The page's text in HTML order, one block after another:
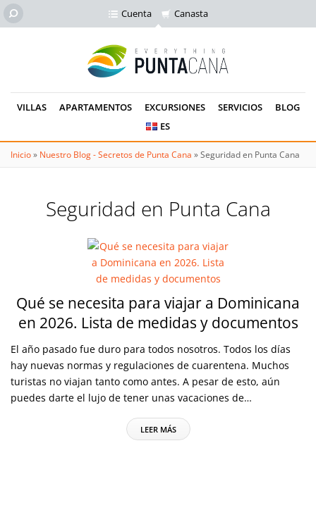
Cuenta Canasta
VILLAS APARTAMENTOS EXCURSIONES SERVICIOS
BLOG
ES
Inicio» Nuestro Blog - Secretos de Punta Cana »Seguridad en Punta Cana
Seguridad en Punta Cana
Qué se necesita para viajar a Dominicana
en 2026. Lista de medidas y documentos
El año pasado fue duro para todos nosotros. Todos los días
hay nuevas normas y regulaciones de cuarentena. Muchos
turistas no viajan tanto como antes. A pesar de esto, aún
puedes darte el lujo de tener unas vacaciones de…
LEER MÁS